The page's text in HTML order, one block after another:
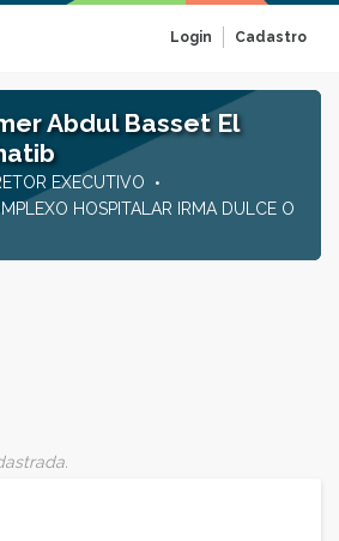
Login Cadastro
Abdul Basset El
EXECUTIVO
HOSPITALAR IRMA DULCE O